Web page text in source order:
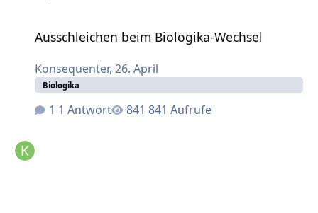
Ausschleichen beim Biologika-Wechsel
Konsequenter, 26. April
Biologika
1 Antwort 841 Aufrufe